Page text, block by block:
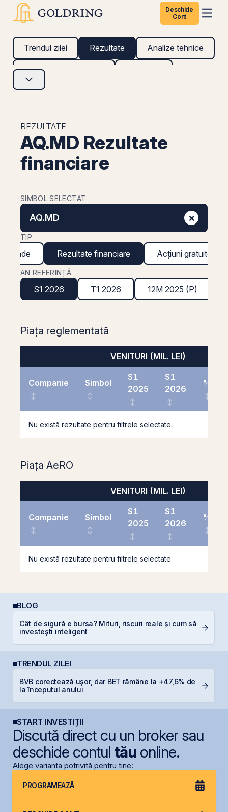
Deschide
Cont
Trendul zilei Rezultate Analize tehnice
Analize fundamentale
REZULTATE
AQ.MD Rezultate
financiare
SIMBOL SELECTAT
AQ.MD ×
TIP
Rezultate financiare Acțiuni gratuite
AN REFERINȚĂ
S1 2026 T1 2026 12M 2025 (P)
Piața reglementată
VENITURI (MIL. LEI)
Companie Simbol
S1
2025
S1
2026
%
Nu există rezultate pentru filtrele selectate.
Piața AeRO
VENITURI (MIL. LEI)
Companie Simbol
S1
2025
S1
2026
%
Nu există rezultate pentru filtrele selectate.
BLOG
Cât de sigură e bursa? Mituri, riscuri reale și cum să
investești inteligent
TRENDUL ZILEI
BVB corectează ușor, dar BET rămâne la +47,6% de
la începutul anului
START INVESTIȚII
Discută direct cu un broker sau
deschide contul tăuonline.
Alege varianta potrivită pentru tine:
PROGRAMEAZĂ